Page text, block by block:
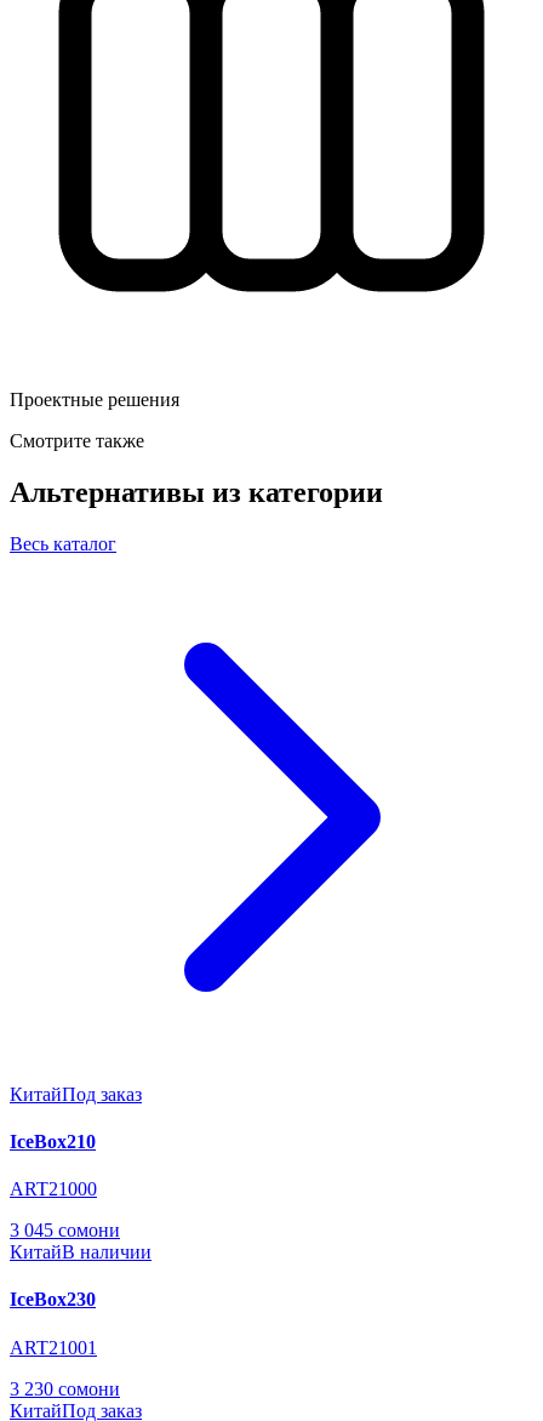
Проектные решения
Смотрите также
Альтернативы из категории
Весь каталог
КитайПод заказ
IceBox210
ART21000
3 045 сомони
КитайВ наличии
IceBox230
ART21001
3 230 сомони
КитайПод заказ